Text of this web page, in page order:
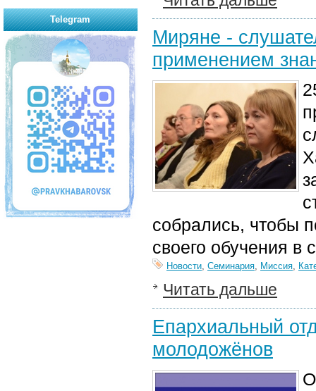
Миряне -
применением
собрались, чтобы
своего обучения в
Новости, Семинария, Миссия,
Читать дальше
Епархиальный
молодожёнов
Telegram